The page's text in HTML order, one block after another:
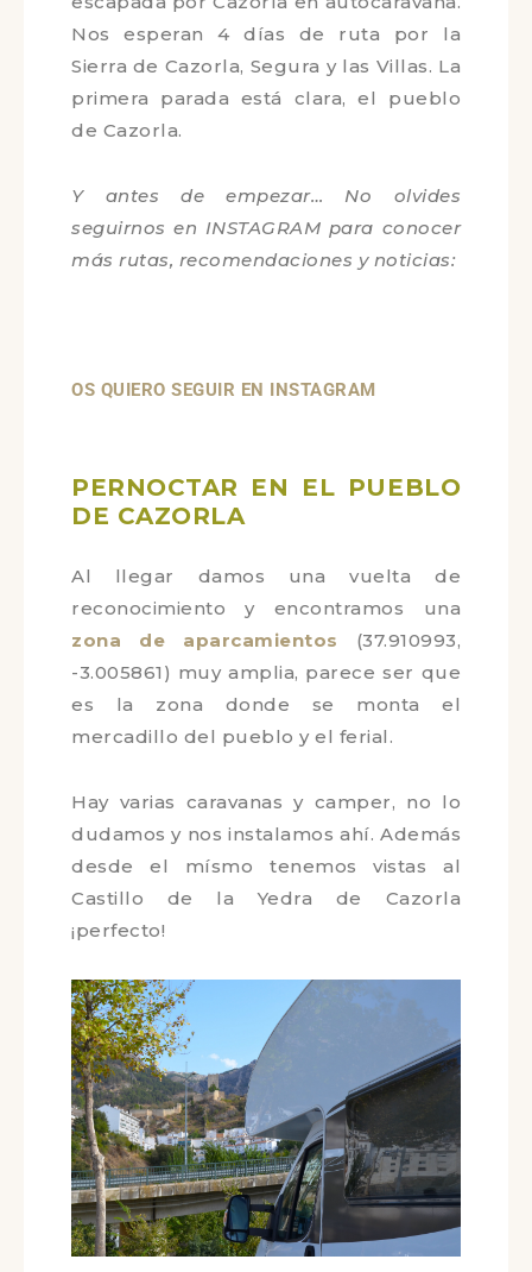
primera vez, emprendemos nuestra
«enesima» escapada por Cazorla en
autocaravana. Nos esperan 4 días de
ruta por la Sierra de Cazorla, Segura
y las Villas. La primera parada está
Y antes de empezar… No olvides
seguirnos en INSTAGRAM para
PERNOCTAR EN EL
PUEBLO DE CAZORLA
Al llegar damos una vuelta de
reconocimiento y encontramos una
zona de aparcamientos(37.910993,
-3.005861) muy amplia, parece ser
mercadillo del pueblo y el ferial.
Hay varias caravanas y camper, no lo
dudamos y nos instalamos ahí.
Además desde el mísmo tenemos
Cazorla ¡perfecto!